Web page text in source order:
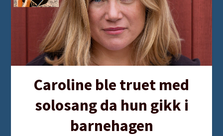
handlingen eller legge skylden på barnet.
Kilde: Barnehagelærer, EQ-terapeut og rektor
ved EQI, Nina Marthinsen.
Caroline ble truet med
solosang da hun gikk i
barnehagen